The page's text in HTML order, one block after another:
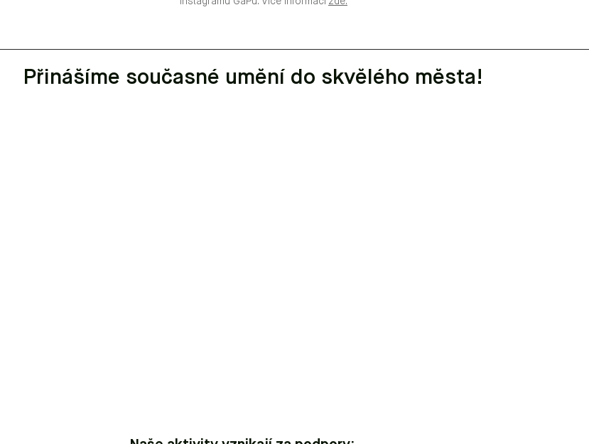
Přinášíme současné umění do skvělého města!